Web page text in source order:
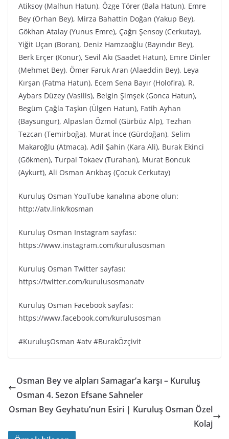
Atiksoy (Malhun Hatun), Özge Törer (Bala Hatun), Emre
Bey (Orhan Bey), Mirza Bahattin Doğan (Yakup Bey),
Gökhan Atalay (Yunus Emre), Çağrı Şensoy (Cerkutay),
Yiğit Uçan (Boran), Deniz Hamzaoğlu (Bayındır Bey),
Berk Erçer (Konur), Sevil Akı (Saadet Hatun), Emre Dinler
(Mehmet Bey), Ömer Faruk Aran (Alaeddin Bey), Leya
Kırşan (Fatma Hatun), Ecem Sena Bayır (Holofira), R.
Aybars Düzey (Vasilis), Belgin Şimşek (Gonca Hatun),
Begüm Çağla Taşkın (Ülgen Hatun), Fatih Ayhan
(Baysungur), Alpaslan Özmol (Gürbüz Alp), Tezhan
Tezcan (Temirboğa), Murat İnce (Gürdoğan), Selim
Makaroğlu (Atmaca), Adil Şahin (Kara Ali), Burak Ekinci
(Gökmen), Turpal Tokaev (Turahan), Murat Boncuk
(Aykurt), Ali Osman Arıkbaş (Çocuk Cerkutay)
Kuruluş Osman YouTube kanalına abone olun:
http://atv.link/kosman
Kuruluş Osman Instagram sayfası:
https://www.instagram.com/kurulusosman
Kuruluş Osman Twitter sayfası:
https://twitter.com/kurulusosmanatv
Kuruluş Osman Facebook sayfası:
https://www.facebook.com/kurulusosman
#KuruluşOsman #atv #BurakÖzçivit
Osman Bey ve alpları Samagar’a karşı – Kuruluş
Osman 4. Sezon Efsane Sahneler
Osman Bey Geyhatu’nun Esiri | Kuruluş Osman Özel
Kolaj